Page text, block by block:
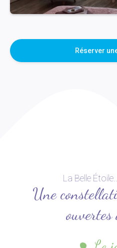
Réserver
La Belle
Une